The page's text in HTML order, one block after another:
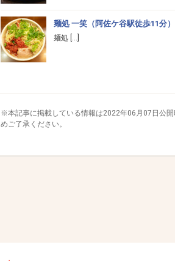
麺処 一笑（阿佐ケ谷駅徒歩11分）
麺処 […]
※本記事に掲載している情報は2022年06月07日公
めご了承ください。